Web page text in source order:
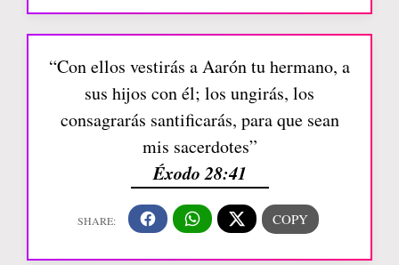
“Con ellos vestirás a Aarón tu hermano, a
sus hijos con él; los ungirás, los
consagrarás santificarás, para que sean
mis sacerdotes”
Éxodo 28:41